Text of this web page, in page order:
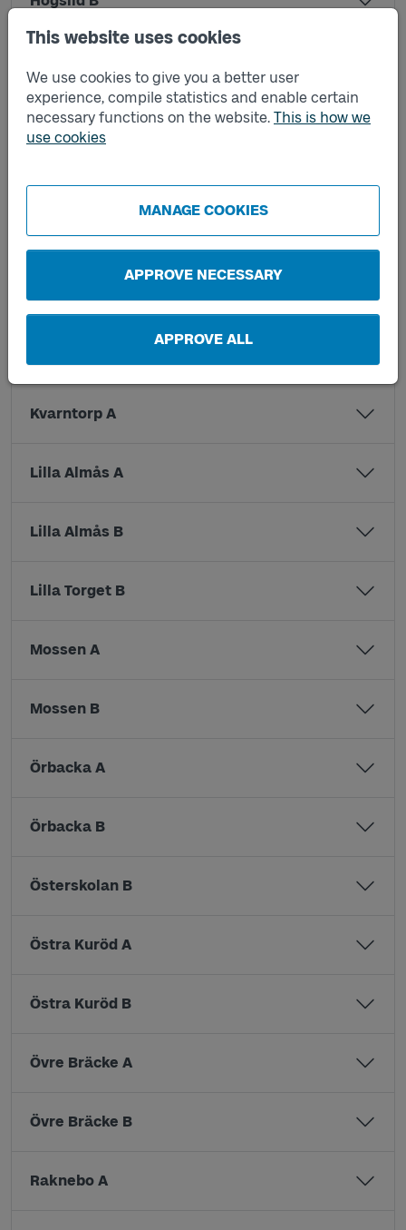
This website uses cookies
We use cookies to give you a better user
experience, compile statistics and enable certain
necessary functions on the website. This is how we
use cookies
MANAGE COOKIES
APPROVE NECESSARY
APPROVE ALL
Katrinedal A
Kompanivägen B
Kvarntorp A
Lilla Almås A
Lilla Almås B
Lilla Torget B
Mossen A
Mossen B
Örbacka A
Örbacka B
Österskolan B
Östra Kuröd A
Östra Kuröd B
Övre Bräcke A
Övre Bräcke B
Raknebo A